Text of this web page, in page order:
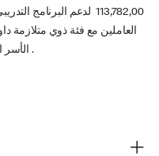
113,782,00 لدعم
العاملين مع فئة ذوي متلازمة
الأسر العاملة مع أطفال متلازمة داون أو الجمعيات .